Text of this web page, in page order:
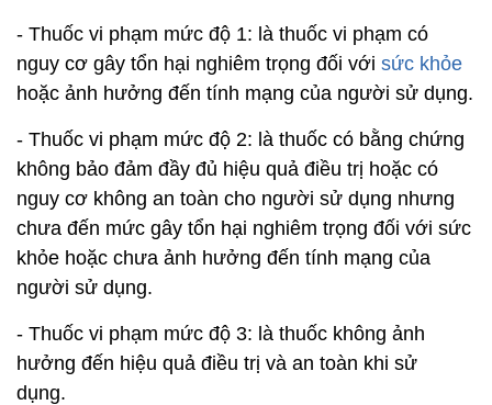
- Thuốc vi phạm mức độ 1: là thuốc vi phạm có
nguy cơ gây tổn hại nghiêm trọng đối với sức khỏe
hoặc ảnh hưởng đến tính mạng của người sử dụng.
- Thuốc vi phạm mức độ 2: là thuốc có bằng chứng
không bảo đảm đầy đủ hiệu quả điều trị hoặc có
nguy cơ không an toàn cho người sử dụng nhưng
chưa đến mức gây tổn hại nghiêm trọng đối với sức
khỏe hoặc chưa ảnh hưởng đến tính mạng của
người sử dụng.
- Thuốc vi phạm mức độ 3: là thuốc không ảnh
hưởng đến hiệu quả điều trị và an toàn khi sử
dụng.